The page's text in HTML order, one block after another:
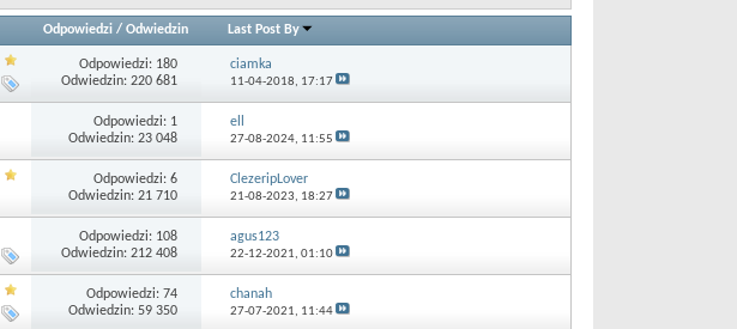
Odpowiedzi/ Odwiedzin Last Post By
Odpowiedzi: 180
Odwiedzin: 220 681
ciamka
11-04-2018, 17:17
Odpowiedzi: 1
Odwiedzin: 23 048
ell
27-08-2024, 11:55
Odpowiedzi: 6
Odwiedzin: 21 710
ClezeripLover
21-08-2023, 18:27
Odpowiedzi: 108
Odwiedzin: 212 408
agus123
22-12-2021, 01:10
Odpowiedzi: 74
Odwiedzin: 59 350
chanah
27-07-2021, 11:44